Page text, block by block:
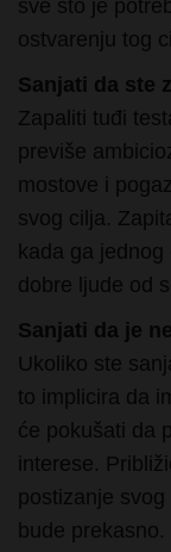
Sanjati da ste
previše
mostove i
svog cilja.
kada ga
dobre ljude od
Sanjati da je
to implicira da
će pokušati da
interese.
postizanje
bude prekasno.
Sanjati da ste